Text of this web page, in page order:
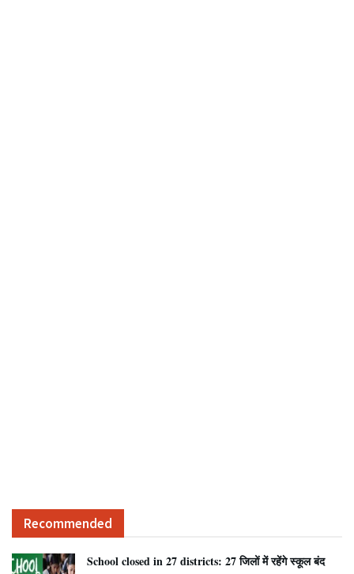
Recommended
School closed in 27 districts: 27 जिलों में रहेंगे स्कूल बंद